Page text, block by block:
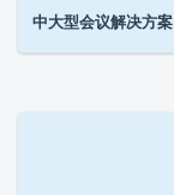
中大型会议解决方案